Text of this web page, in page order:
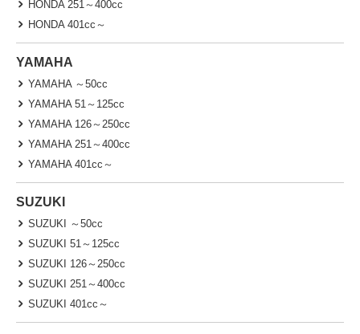
HONDA 251～400cc
HONDA 401cc～
YAMAHA
YAMAHA ～50cc
YAMAHA 51～125cc
YAMAHA 126～250cc
YAMAHA 251～400cc
YAMAHA 401cc～
SUZUKI
SUZUKI ～50cc
SUZUKI 51～125cc
SUZUKI 126～250cc
SUZUKI 251～400cc
SUZUKI 401cc～